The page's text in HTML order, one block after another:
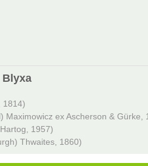
Blyxa
1814)
Maximowicz ex Ascherson & Gürke,
1957)
Thwaites, 1860)